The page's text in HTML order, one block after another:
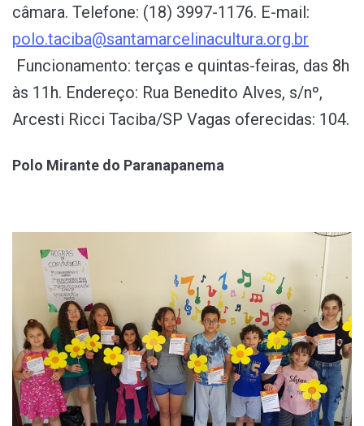
câmara. Telefone: (18) 3997-1176. E-mail:
polo.taciba@santamarcelinacultura.org.br
Funcionamento: terças e quintas-feiras, das 8h
às 11h. Endereço: Rua Benedito Alves, s/nº,
Arcesti Ricci Taciba/SP Vagas oferecidas: 104.
Polo Mirante do Paranapanema